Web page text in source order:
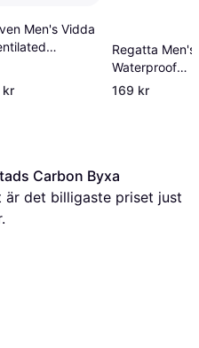
Men's Vidda
30
kr
Regatta
Waterproof
Overtrousers -
169 kr
Carbon Byxa
är det billigaste priset just